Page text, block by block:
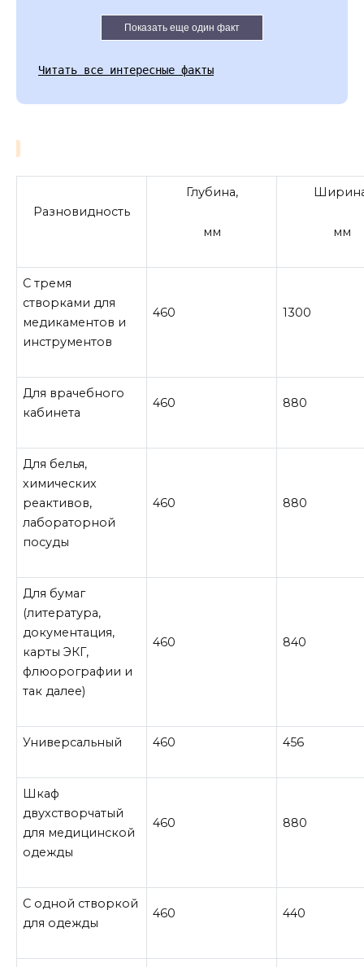
Показать еще один факт
Читать все интересные факты
Разновидность
Глубина,
мм мм
С тремя
створками для
медикаментов и
инструментов
460 1300
Для врачебного
кабинета
460 880
Для белья,
химических
реактивов,
лабораторной
посуды
460 880
Для бумаг
(литература,
документация,
карты ЭКГ,
флюорографии и
так далее)
460 840
Универсальный 460 456
Шкаф
двухстворчатый
для медицинской
одежды
460 880
С одной створкой
для одежды
460 440